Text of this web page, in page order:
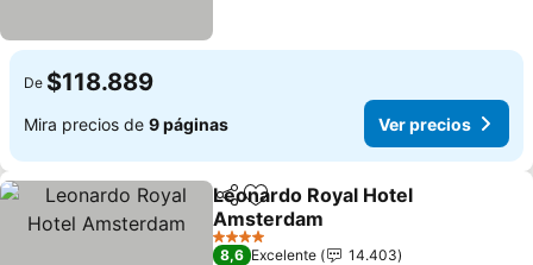
De $118.889
Mira precios de 9 páginas Ver precios
CompartirAgregar a favoritos
Leonardo Royal Hotel
Amsterdam
Ver precios
4 Estrellas
8,6 Excelente
14.403